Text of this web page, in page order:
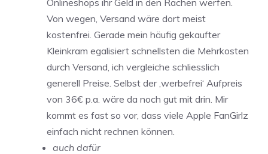
Von wegen, Versand wäre dort meist
kostenfrei. Gerade mein häufig gekaufter
Kleinkram egalisiert schnellsten die Mehrkosten
durch Versand, ich vergleiche schliesslich
generell Preise. Selbst der ‚werbefrei‘ Aufpreis
von 36€ p.a. wäre da noch gut mit drin. Mir
kommt es fast so vor, dass viele Apple FanGirlz
einfach nicht rechnen können.
auch dafür